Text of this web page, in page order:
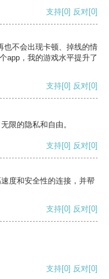
支持[0] 反对[0]
也不会出现卡顿、掉线的情
app，我的游戏水平提升了
支持[0] 反对[0]
限的隐私和自由。
支持[0] 反对[0]
度和安全性的连接，并帮
支持[0] 反对[0]
支持[0] 反对[0]